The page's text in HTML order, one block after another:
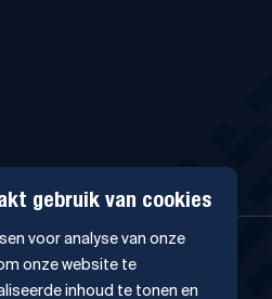
gebruik van cookies
voor analyse van onze
onze website te
inhoud te tonen en